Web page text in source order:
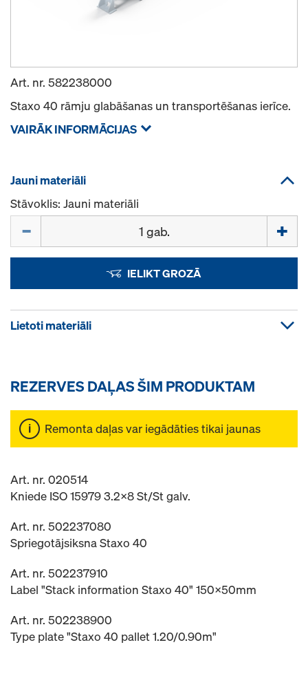
Art. nr. 582238000
Staxo 40 rāmju glabāšanas un transportēšanas ierīce.
VAIRĀK INFORMĀCIJAS
Jauni materiāli
Stāvoklis: Jauni materiāli
IELIKT GROZĀ
Lietoti materiāli
REZERVES DAĻAS ŠIM PRODUKTAM
Remonta daļas var iegādāties tikai jaunas
Art. nr. 020514
Kniede ISO 15979 3.2x8 St/St galv.
Art. nr. 502237080
Spriegotājsiksna Staxo 40
Art. nr. 502237910
Label "Stack information Staxo 40" 150x50mm
Art. nr. 502238900
Type plate "Staxo 40 pallet 1.20/0.90m"